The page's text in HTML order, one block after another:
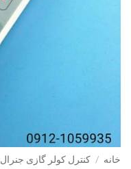
خانه / کنترل کولر گازی جنرال